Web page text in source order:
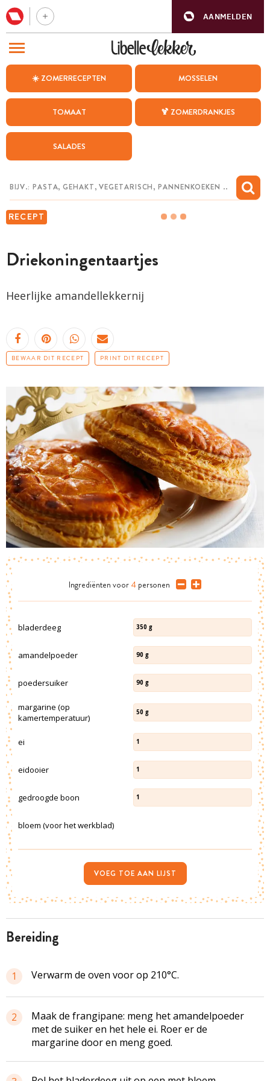
AANMELDEN
☀️ ZOMERRECEPTEN MOSSELEN
TOMAAT 🍹 ZOMERDRANKJES
SALADES
RECEPT
Driekoningentaartjes
Heerlijke amandellekkernij
BEWAAR DIT RECEPT PRINT DIT RECEPT
bereiding
1 Verwarm de oven voor op 210°C.
2
Maak de frangipane: meng het amandelpoeder
met de suiker en het hele ei. Roer er de
margarine door en meng goed.
Ingrediënten voor 4 personen
bladerdeeg 350 g
amandelpoeder 90 g
poedersuiker 90 g
margarine (op
kamertemperatuur)
50 g
ei 1
eidooier 1
gedroogde boon 1
bloem (voor het werkblad)
VOEG TOE AAN LIJST
BEZOEK ONZE ANDERE WEBSITES
WEEKMENU
CHAT MET MAIA
MIJN BEWAARDE RECEPTEN